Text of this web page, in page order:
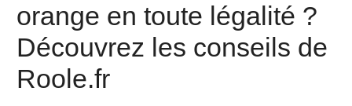
orange en toute légalité ?
Découvrez les conseils de
Roole.fr